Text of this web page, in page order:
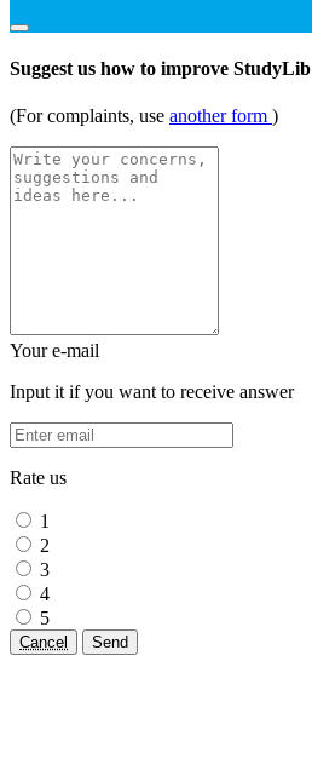
Suggest us how to improve StudyLib
(For complaints, use another form )
Your e-mail
Input it if you want to receive answer
Rate us
1
2
3
4
5
Cancel Send